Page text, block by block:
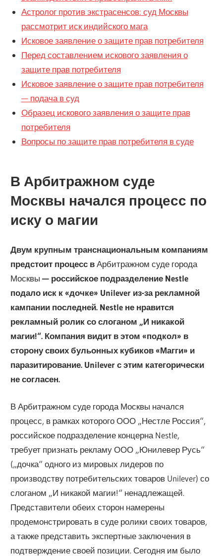
Астролог против экстрасенсов: суд Москвы
рассмотрит иск индийского мага
Исковое заявление о защите прав потребителя
Перед составлением искового заявления о
защите прав потребителя
Исковое заявление о защите прав потребителя
— подача в суд
Образец искового заявления о защите прав
потребителя
Вопросы по защите прав потребителя в суде
В Арбитражном суде
Москвы начался процесс по
иску о магии
Двум крупным транснациональным компаниям
предстоит процесс вАрбитражном суде города
Москвы— российское подразделение Nestle
подало иск к «дочке» Unilever из-за рекламной
кампании последней. Nestle не нравится
рекламный ролик со слоганом „И никакой
магии!“. Компания видит в этом «подкол» в
сторону своих бульонных кубиков «Магги» и
паразитирование. Unilever с этим категорически
не согласен.
В Арбитражном суде города Москвы начался
процесс, в рамках которого ООО „Нестле Россия“,
российское подразделение концерна Nestle,
требует признать рекламу ООО „Юнилевер Русь“
(„дочка“ одного из мировых лидеров по
производству потребительских товаров Unilever) со
слоганом „И никакой магии!“ ненадлежащей.
Представители обеих сторон намерены
продемонстрировать в суде ролики своих товаров,
а также представить экспертные заключения в
подтверждение своей позиции. Сегодня им было